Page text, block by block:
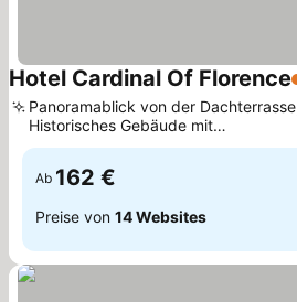
Hotel Cardinal Of Florence
Panoramablick von der
Historisches Gebäude mit
Renaissance-Charme
Ab 162 €
Preise von 14 Websites